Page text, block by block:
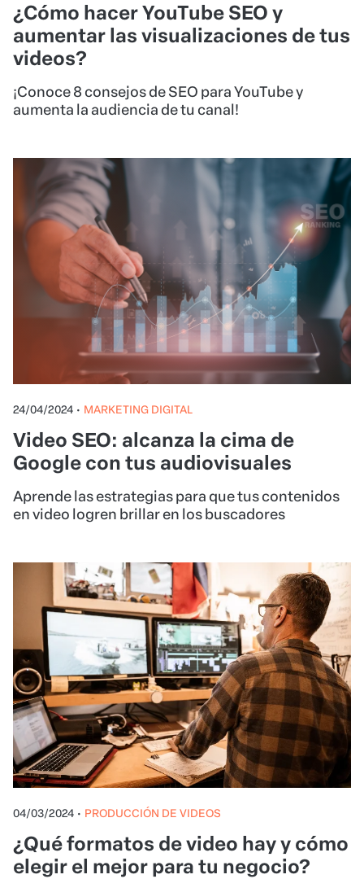
¿Cómo hacer YouTube SEO y
aumentar las visualizaciones de tus
videos?
¡Conoce 8 consejos de SEO para YouTube y
aumenta la audiencia de tu canal!
24/04/2024 • MARKETING DIGITAL
Video SEO: alcanza la cima de
Google con tus audiovisuales
Aprende las estrategias para que tus contenidos
en video logren brillar en los buscadores
04/03/2024 • PRODUCCIÓN DE VIDEOS
¿Qué formatos de video hay y cómo
elegir el mejor para tu negocio?